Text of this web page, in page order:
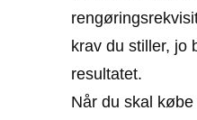
krav du stiller, jo
resultatet.
Når du skal